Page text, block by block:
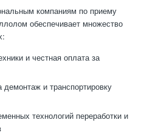
компаниям по приему
обеспечивает множество
и честная оплата за
и транспортировку
технологий переработки и